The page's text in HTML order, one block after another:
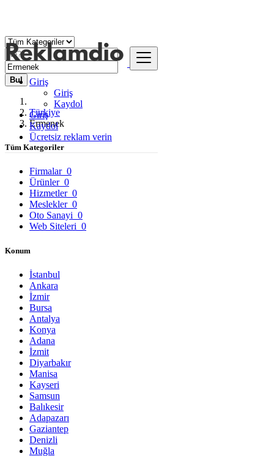
Giriş
Giriş
Kaydol
Giriş
Kaydol
Ücretsiz reklam verin
Bul
Türkiye
Ermenek
Tüm Kategoriler
Firmalar 0
Ürünler 0
Hizmetler 0
Meslekler 0
Oto Sanayi 0
Web Siteleri 0
Konum
İstanbul
Ankara
İzmir
Bursa
Antalya
Konya
Adana
İzmit
Diyarbakır
Manisa
Kayseri
Samsun
Balıkesir
Adapazarı
Gaziantep
Denizli
Muğla